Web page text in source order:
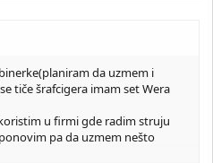
da uzmem i
tiče šrafcigera imam set Wera
u firmi gde radim struju
pa da uzmem nešto